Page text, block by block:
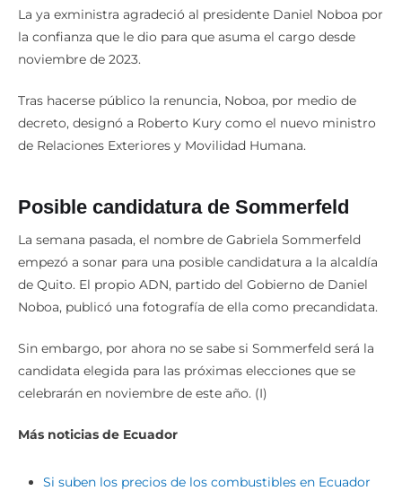
La ya exministra agradeció al presidente Daniel Noboa por
la confianza que le dio para que asuma el cargo desde
noviembre de 2023.
Tras hacerse público la renuncia, Noboa, por medio de
decreto, designó a Roberto Kury como el nuevo ministro
de Relaciones Exteriores y Movilidad Humana.
Posible candidatura de Sommerfeld
La semana pasada, el nombre de Gabriela Sommerfeld
empezó a sonar para una posible candidatura a la alcaldía
de Quito. El propio ADN, partido del Gobierno de Daniel
Noboa, publicó una fotografía de ella como precandidata.
Sin embargo, por ahora no se sabe si Sommerfeld será la
candidata elegida para las próximas elecciones que se
celebrarán en noviembre de este año. (I)
Más noticias de Ecuador
Si suben los precios de los combustibles en Ecuador